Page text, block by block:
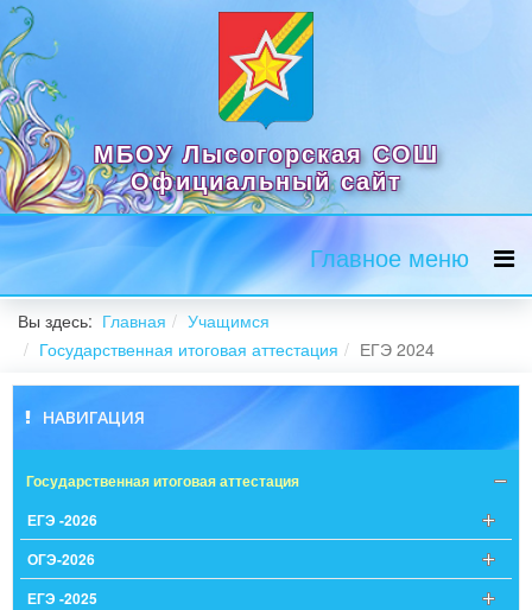
МБОУ Лысогорская СОШ
Официальный сайт
Главное меню
Вы здесь: Главная
Учащимся
Государственная итоговая аттестация
ЕГЭ 2024
НАВИГАЦИЯ
Государственная итоговая аттестация
ЕГЭ -2026
ОГЭ-2026
ЕГЭ -2025